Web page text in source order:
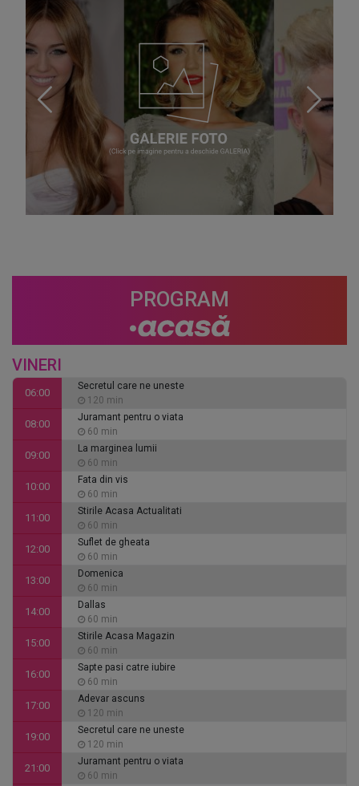
PROGRAM
VINERI
06:00
Secretul care ne uneste
120 min
08:00
Juramant pentru o viata
60 min
09:00
La marginea lumii
60 min
10:00
Fata din vis
60 min
11:00
Stirile Acasa Actualitati
60 min
12:00
Suflet de gheata
60 min
13:00
Domenica
60 min
14:00
Dallas
60 min
15:00
Stirile Acasa Magazin
60 min
16:00
Sapte pasi catre iubire
60 min
17:00
Adevar ascuns
120 min
19:00
Secretul care ne uneste
120 min
21:00
Juramant pentru o viata
60 min